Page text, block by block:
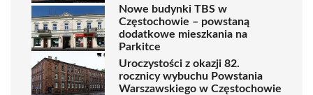
Nowe budynki TBS w
Częstochowie – powstaną
dodatkowe mieszkania na
Parkitce
Uroczystości z okazji 82.
rocznicy wybuchu Powstania
Warszawskiego w Częstochowie